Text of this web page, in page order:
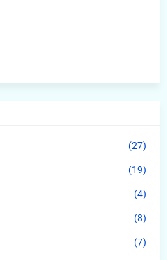
(27)
(19)
(4)
(8)
(7)